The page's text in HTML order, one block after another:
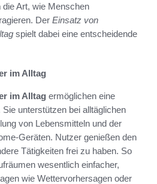
Art, wie Menschen
Der Einsatz von
spielt dabei eine entscheidende
im Alltag
im Alltag ermöglichen eine
unterstützen bei alltäglichen
von Lebensmitteln und der
Geräten. Nutzer genießen den
Tätigkeiten frei zu haben. So
wesentlich einfacher,
wie Wettervorhersagen oder